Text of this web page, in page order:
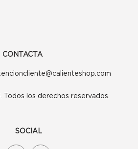
CONTACTA
Todos los derechos reservados.
SOCIAL